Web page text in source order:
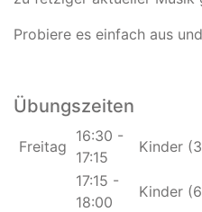
Probiere es einfach aus
Übungszeiten
Freitag
16:30 -
17:15
Kinder
17:15 -
18:00
Kinder